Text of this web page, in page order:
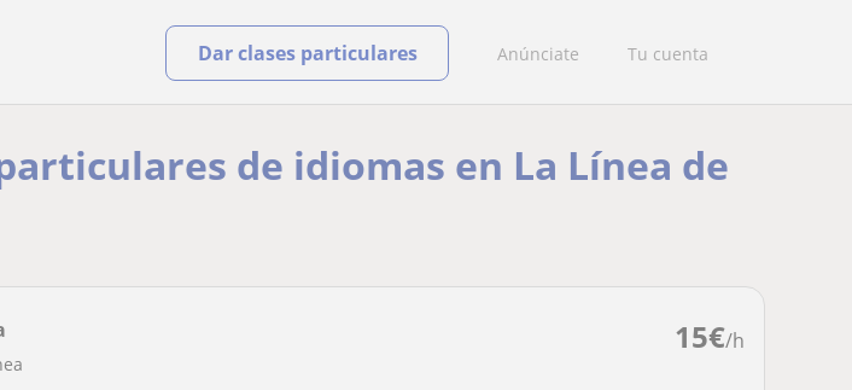
Anúnciate Tu cuenta
Dar clases particulares
de idiomas en La Línea de
15€/h